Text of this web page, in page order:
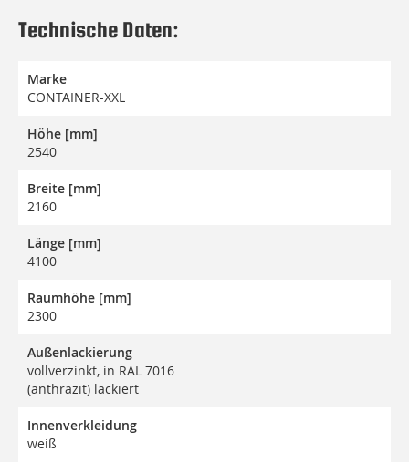
Technische Daten:
Marke
CONTAINER-XXL
Höhe [mm]
2540
Breite [mm]
2160
Länge [mm]
4100
Raumhöhe [mm]
2300
Außenlackierung
vollverzinkt, in RAL 7016
(anthrazit) lackiert
Innenverkleidung
weiß